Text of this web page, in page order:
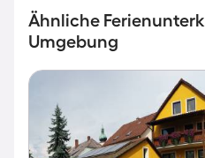
Ähnliche
Umgebung